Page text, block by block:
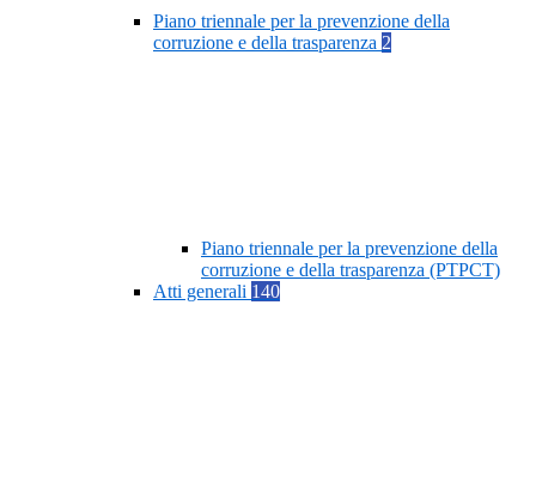
Piano triennale per la prevenzione della
corruzione e della trasparenza 2
Piano triennale per la prevenzione della
corruzione e della trasparenza (PTPCT)
Atti generali 140